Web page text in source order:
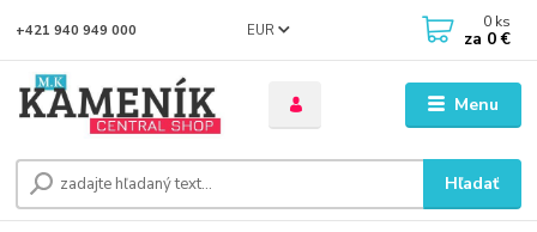
Menu
EUR
Hľadať
+421 940 949 000 0 ks
za 0 €